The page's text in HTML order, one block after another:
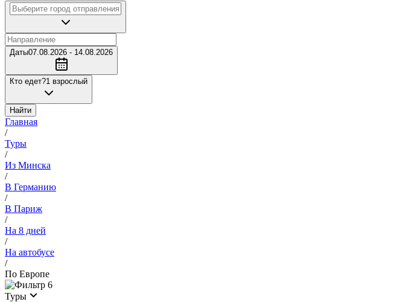
Даты07.08.2026 - 14.08.2026
Кто едет?1 взрослый
Найти
Главная
/
Туры
/
Из Минска
/
В Германию
/
В Париж
/
На 8 дней
/
На автобусе
/
По Европе
6
Туры